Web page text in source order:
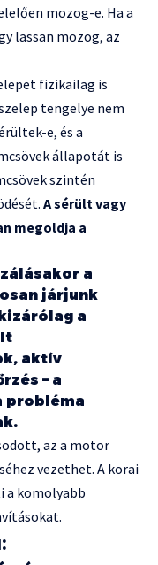
mozog-e. Ha a
lassan mozog, az
fizikailag is
tengelye nem
e, és a
állapotát is
szintén
A sérült vagy
megoldja a
a
járjunk
a
aktív
– a
probléma
az a motor
vezethet. A korai
a komolyabb